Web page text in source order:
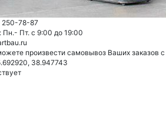
250-78-87
Пн.- Пт. с 9:00 до 19:00
произвести самовывоз Ваших заказов
38.947743